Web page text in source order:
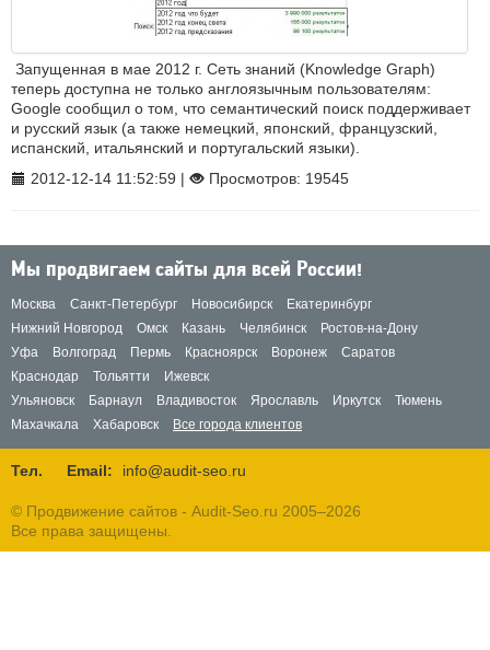
Запущенная в мае 2012 г. Сеть знаний (Knowledge Graph)
теперь доступна не только англоязычным пользователям:
Google сообщил о том, что семантический поиск поддерживает
и русский язык (а также немецкий, японский, французский,
испанский, итальянский и португальский языки).
2012-12-14 11:52:59 |
Просмотров: 19545
Мы продвигаем сайты для всей России!
Москва Санкт-Петербург Новосибирск
Екатеринбург
Нижний Новгород
Омск Казань Челябинск
Ростов-на-Дону
Уфа
Волгоград Пермь Красноярск Воронеж
Саратов
Краснодар
Тольятти
Ижевск
Ульяновск
Барнаул Владивосток Ярославль Иркутск
Тюмень
Махачкала
Хабаровск Все города клиентов
Тел. Email: info@audit-seo.ru
© Продвижение сайтов - Audit-Seo.ru 2005–2026
Все права защищены.